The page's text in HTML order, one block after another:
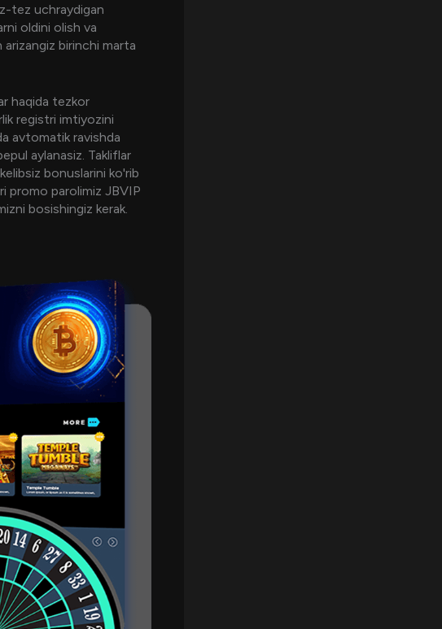
tez uchraydigan
oldini olish va
birinchi marta
haqida tezkor
registri imtiyozini
avtomatik ravishda
aylanasiz. Takliflar
bonuslarini ko'rib
promo parolimiz JBVIP
bosishingiz kerak.